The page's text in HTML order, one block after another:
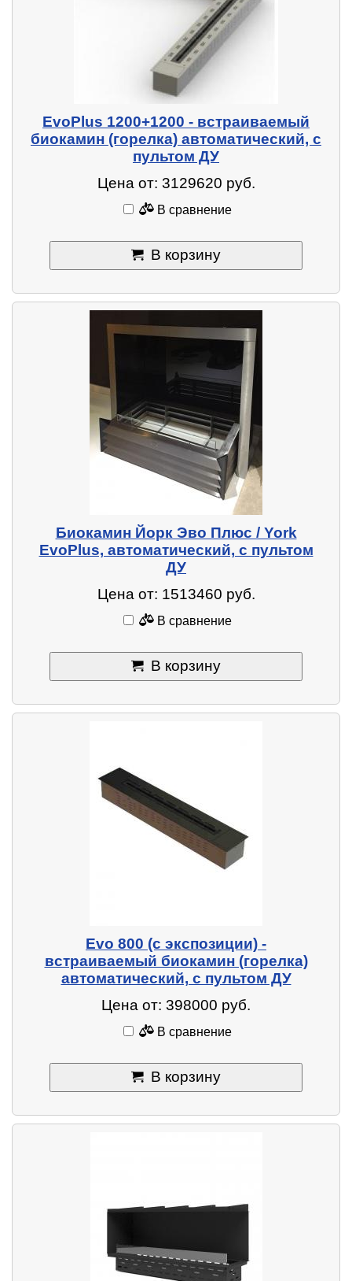
EvoPlus 1200+1200 - встраиваемый
биокамин (горелка) автоматический, с
пультом ДУ
Цена от: 3129620 руб.
В сравнение
В корзину
Биокамин Йорк Эво Плюс / York
EvoPlus, автоматический, с пультом
ДУ
Цена от: 1513460 руб.
В сравнение
В корзину
Evo 800 (с экспозиции) -
встраиваемый биокамин (горелка)
автоматический, с пультом ДУ
Цена от: 398000 руб.
В сравнение
В корзину